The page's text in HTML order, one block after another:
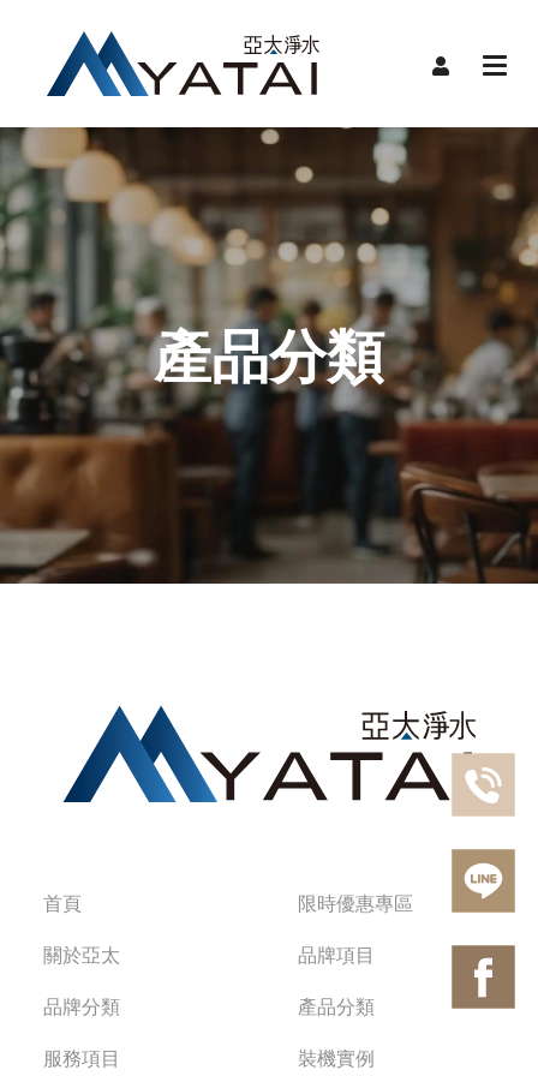
品
品
產
服
裝
聯
產品分類
首頁
限時優惠專區
關於亞太
品牌項目
品牌分類
產品分類
服務項目
裝機實例